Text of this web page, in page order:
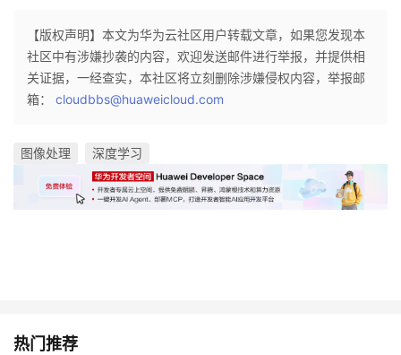
【版权声明】本文为华为云社区用户转载文章，如果您发现本
社区中有涉嫌抄袭的内容，欢迎发送邮件进行举报，并提供相
关证据，一经查实，本社区将立刻删除涉嫌侵权内容，举报邮
箱： cloudbbs@huaweicloud.com
图像处理 深度学习
热门推荐